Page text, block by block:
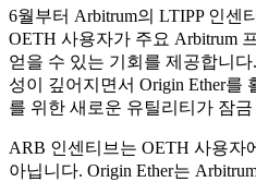
6월부터 Arbitrum의 LTIPP 인센
OETH 사용자가 주요 Arbitrum
얻을 수 있는 기회를 제공합니
성이 깊어지면서 Origin Ether를
를 위한 새로운 유틸리티가 잠
ARB 인센티브는 OETH 사용자
아닙니다. Origin Ether는